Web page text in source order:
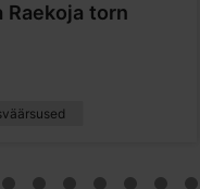
Raekoja torn